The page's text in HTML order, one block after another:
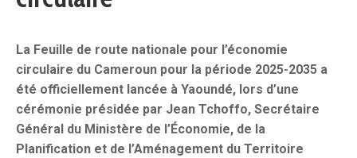
La Feuille de route nationale pour l’économie
circulaire du Cameroun pour la période 2025-2035 a
été officiellement lancée à Yaoundé, lors d’une
cérémonie présidée par Jean Tchoffo, Secrétaire
Général du Ministère de l’Économie, de la
Planification et de l’Aménagement du Territoire